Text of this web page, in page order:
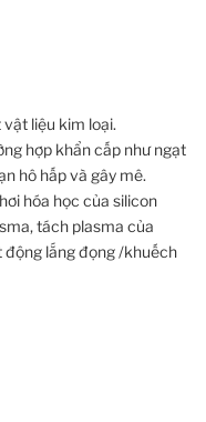
liệu kim loại.
hợp khẩn cấp như ngạt
hô hấp và gây mê.
hóa học của silicon
tách plasma của
lắng đọng /khuếch